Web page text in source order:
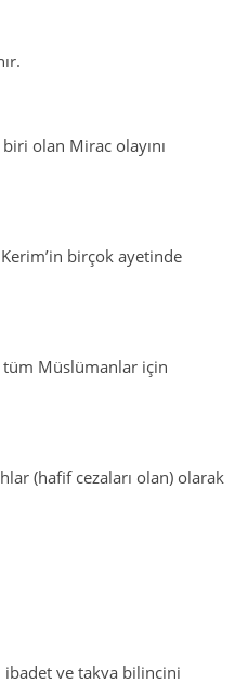
olan Mirac olayını
birçok ayetinde
tüm Müslümanlar için
(hafif cezaları olan) olarak
ibadet ve takva bilincini